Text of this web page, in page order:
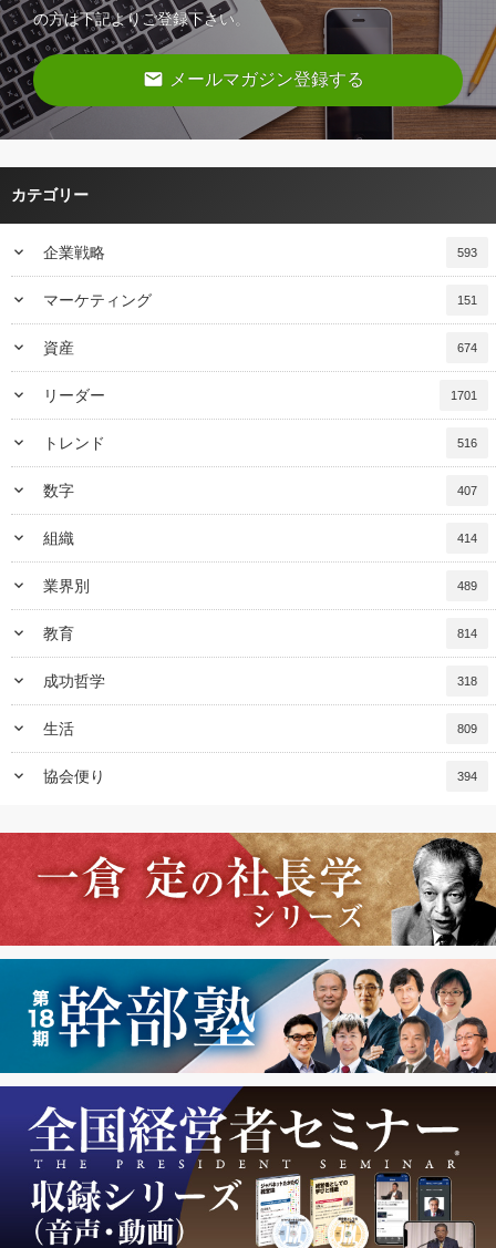
の方は下記よりご登録下さい。
email メールマガジン登録する
カテゴリー
keyboard_arrow_down 企業戦略 593
keyboard_arrow_down マーケティング 151
keyboard_arrow_down 資産 674
keyboard_arrow_down リーダー 1701
keyboard_arrow_down トレンド 516
keyboard_arrow_down 数字 407
keyboard_arrow_down 組織 414
keyboard_arrow_down 業界別 489
keyboard_arrow_down 教育 814
keyboard_arrow_down 成功哲学 318
keyboard_arrow_down 生活 809
keyboard_arrow_down 協会便り 394